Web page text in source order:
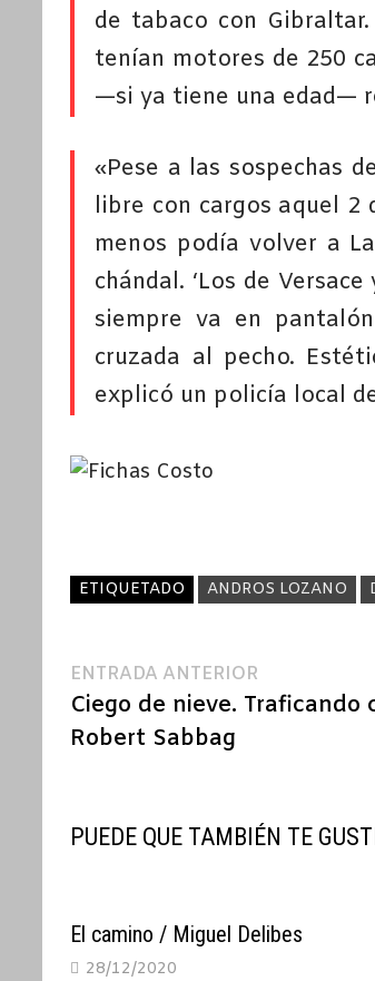
de tabaco con
tenían motores de 250
—si ya tiene una edad—
«Pese a las sospechas
libre con cargos aquel
menos podía volver a
chándal. ‘Los de
siempre va en
cruzada al pecho.
explicó un policía local
ETIQUETADO ANDROS LOZANO
Navegación
de
ENTRADA ANTERIOR
anterior:
Ciego de nieve. Traficando
Robert Sabbag
PUEDE QUE TAMBIÉN TE
El camino / Miguel Delibes
28/12/2020